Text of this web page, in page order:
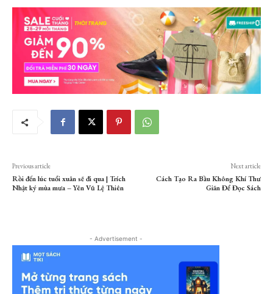
Previous article
Rồi đến lúc tuổi xuân sẽ đi qua | Trích
Nhật ký mùa mưa – Yên Vũ Lệ Thiên
Next article
Cách Tạo Ra Bầu Không Khí Thư
Giãn Để Đọc Sách
- Advertisement -